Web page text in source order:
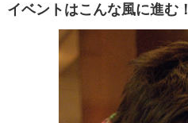
イベントはこんな風に進む！